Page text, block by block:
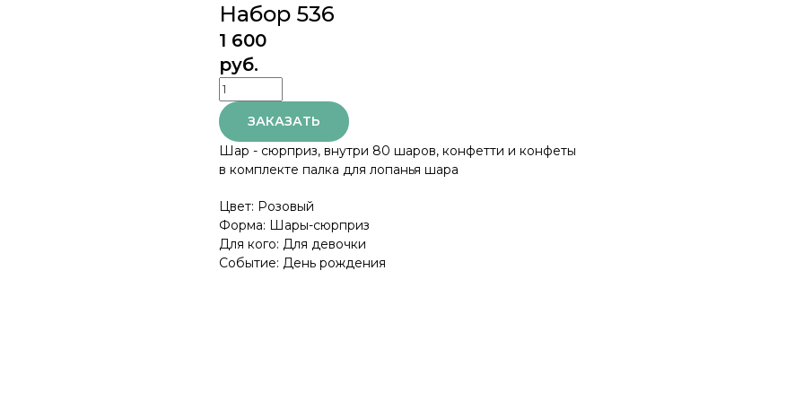
Набор 536
1 600
руб.
ЗАКАЗАТЬ
Шар - сюрприз, внутри 80 шаров, конфетти и конфеты
в комплекте палка для лопанья шара
Цвет: Розовый
Форма: Шары-сюрприз
Для кого: Для девочки
Событие: День рождения